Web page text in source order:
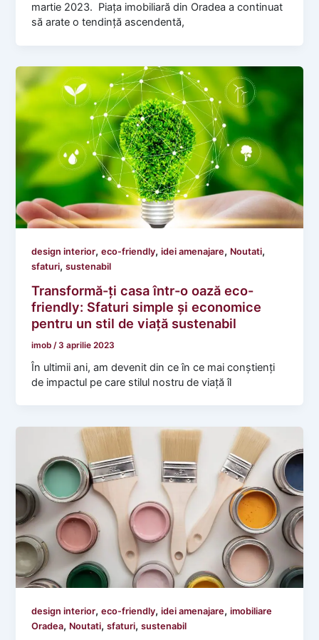
martie 2023. Piața imobiliară din Oradea a continuat
să arate o tendință ascendentă,
design interior,eco-friendly,idei amenajare, Noutati,
sfaturi,sustenabil
Transformă-ți casa într-o oază eco-
friendly: Sfaturi simple și economice
pentru un stil de viață sustenabil
imob / 3 aprilie 2023
În ultimii ani, am devenit din ce în ce mai conștienți
de impactul pe care stilul nostru de viață îl
design interior,eco-friendly,idei amenajare,imobiliare
Oradea, Noutati,sfaturi,sustenabil